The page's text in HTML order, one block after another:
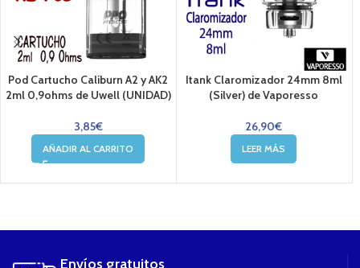
Pod Cartucho Caliburn A2 y AK2
2ml 0,9ohms de Uwell (UNIDAD)
3,85€
AÑADIR AL CARRITO
Itank Claromizador 24mm 8ml
(Silver) de Vaporesso
26,90€
LEER MÁS
Envíos gratuitos